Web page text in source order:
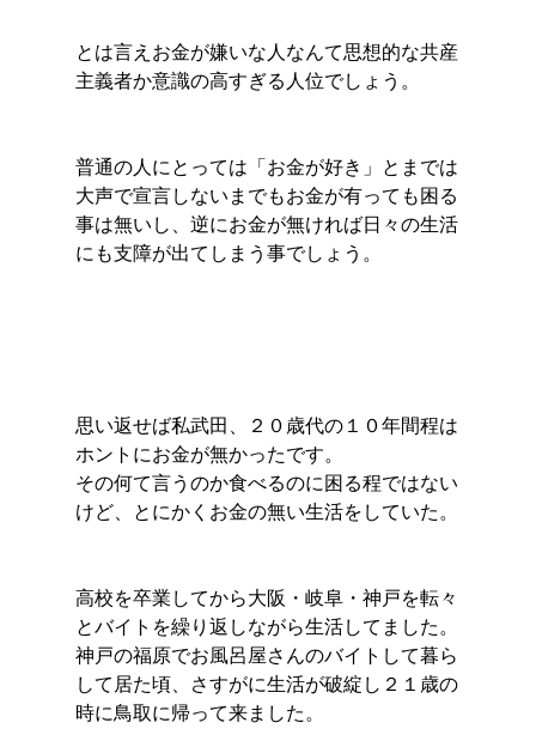
とは言えお金が嫌いな人なんて思想的な共産
主義者か意識の高すぎる人位でしょう。
普通の人にとっては「お金が好き」とまでは
大声で宣言しないまでもお金が有っても困る
事は無いし、逆にお金が無ければ日々の生活
にも支障が出てしまう事でしょう。
思い返せば私武田、２０歳代の１０年間程は
ホントにお金が無かったです。
その何て言うのか食べるのに困る程ではない
けど、とにかくお金の無い生活をしていた。
高校を卒業してから大阪・岐阜・神戸を転々
とバイトを繰り返しながら生活してました。
神戸の福原でお風呂屋さんのバイトして暮ら
して居た頃、さすがに生活が破綻し２１歳の
時に鳥取に帰って来ました。